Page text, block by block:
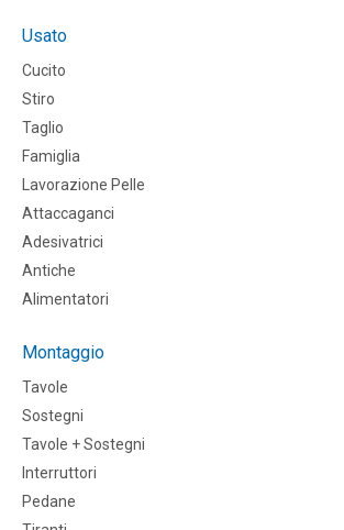
Usato
Cucito
Stiro
Taglio
Famiglia
Lavorazione Pelle
Attaccaganci
Adesivatrici
Antiche
Alimentatori
Montaggio
Tavole
Sostegni
Tavole + Sostegni
Interruttori
Pedane